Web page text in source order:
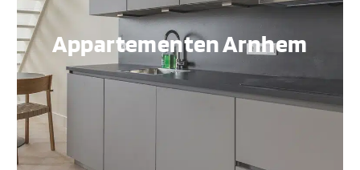
Appartementen Arnhem